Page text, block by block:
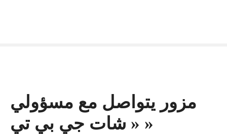
مزور يتواصل مع مسؤولي
« شات جي بي تي »